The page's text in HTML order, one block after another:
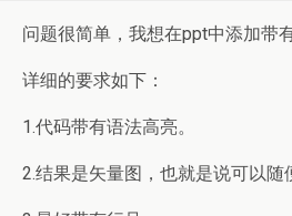
问题很简单，我想在ppt中添加带
详细的要求如下：
1.代码带有语法高亮。
2.结果是矢量图，也就是说可以随